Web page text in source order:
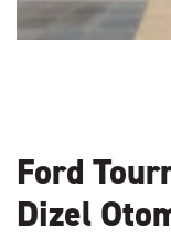
Ford
Dizel